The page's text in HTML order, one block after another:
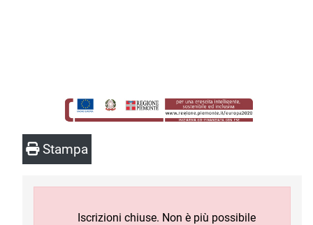
Stampa
Iscrizioni chiuse. Non è più possibile